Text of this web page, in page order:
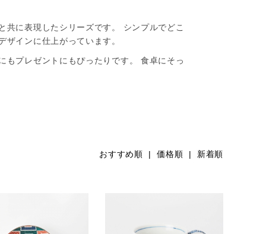
に表現したシリーズです。 シンプルでどこ
インに仕上がっています。
もプレゼントにもぴったりです。 食卓にそっ
おすすめ順 | 価格順 | 新着順